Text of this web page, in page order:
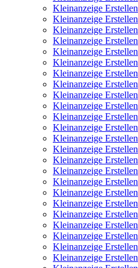
Kleinanzeige Erstellen
Kleinanzeige Erstellen
Kleinanzeige Erstellen
Kleinanzeige Erstellen
Kleinanzeige Erstellen
Kleinanzeige Erstellen
Kleinanzeige Erstellen
Kleinanzeige Erstellen
Kleinanzeige Erstellen
Kleinanzeige Erstellen
Kleinanzeige Erstellen
Kleinanzeige Erstellen
Kleinanzeige Erstellen
Kleinanzeige Erstellen
Kleinanzeige Erstellen
Kleinanzeige Erstellen
Kleinanzeige Erstellen
Kleinanzeige Erstellen
Kleinanzeige Erstellen
Kleinanzeige Erstellen
Kleinanzeige Erstellen
Kleinanzeige Erstellen
Kleinanzeige Erstellen
Kleinanzeige Erstellen